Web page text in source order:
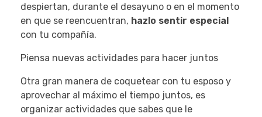
despiertan, durante el desayuno o en el momento
en que se reencuentran, hazlo sentir especial
con tu compañía.
Piensa nuevas actividades para hacer juntos
Otra gran manera de coquetear con tu esposo y
aprovechar al máximo el tiempo juntos, es
organizar actividades que sabes que le